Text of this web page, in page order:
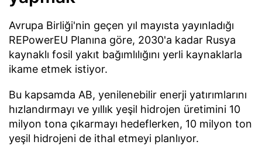
Avrupa Birliği'nin geçen yıl mayısta yayınladığı
REPowerEU Planına göre, 2030'a kadar Rusya
kaynaklı fosil yakıt bağımlılığını yerli kaynaklarla
ikame etmek istiyor.
Bu kapsamda AB, yenilenebilir enerji yatırımlarını
hızlandırmayı ve yıllık yeşil hidrojen üretimini 10
milyon tona çıkarmayı hedeflerken, 10 milyon ton
yeşil hidrojeni de ithal etmeyi planlıyor.